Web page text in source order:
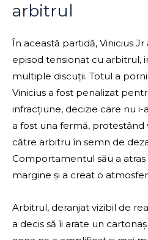
arbitrul
În această partidă, Vinicius
episod tensionat cu arbitrul,
multiple discuții. Totul a
Vinicius a fost penalizat
infracțiune, decizie care nu i-
a fost una fermă,
către arbitru în semn de
Comportamentul său a
margine și a creat o
Arbitrul, deranjat vizibil de
a decis să îi arate un